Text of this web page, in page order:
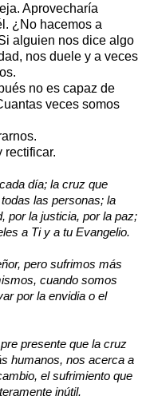
Aprovecharía
¿No hacemos a
alguien nos dice algo
nos duele y a veces
no es capaz de
veces somos
rectificar.
día; la cruz que
las personas; la
por la justicia, por la paz;
a Ti y a tu Evangelio.
pero sufrimos más
cuando somos
por la envidia o el
presente que la cruz
humanos, nos acerca a
el sufrimiento que
inútil.